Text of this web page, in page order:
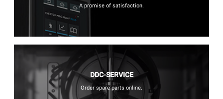
A promise of satisfaction.
DDC-SERVICE
Order spare parts online.